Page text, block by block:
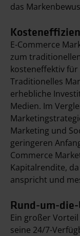
das
E-Commerce
zum
kosteneffektiv
Traditionelles
erhebliche
Medien. Im
Marketing und
geringeren
Commerce
Kapitalrendite,
anspricht und
Rund-um-
Ein großer
seine 24/7-